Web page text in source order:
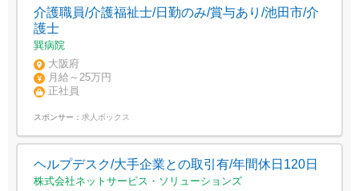
介護職員/介護福祉士/日勤のみ/賞与あり/池田市/介
護士
巽病院
大阪府
月給～25万円
正社員
スポンサー： 求人ボックス
ヘルプデスク/大手企業との取引有/年間休日120日
株式会社ネットサービス・ソリューションズ